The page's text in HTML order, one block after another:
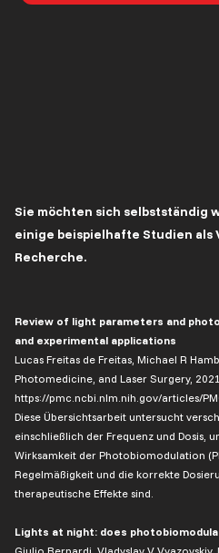
Sie möchten sich selbstständig
einige beispielhafte Studien als
Recherche.
Review of light parameters and
and experimental applications
Lucas Freitas de Freitas, Michael R
Photomedicine, and Laser Surgery, 2021
https://pmc.ncbi.nlm.nih.gov/articles/
Diese Übersichtsarbeit untersucht
einschließlich der Frequenz und Dosis,
Wirksamkeit der Photobiomodulation
Regelmäßigkeit und die korrekte
therapeutische Effekte sind.
Lights at night: does